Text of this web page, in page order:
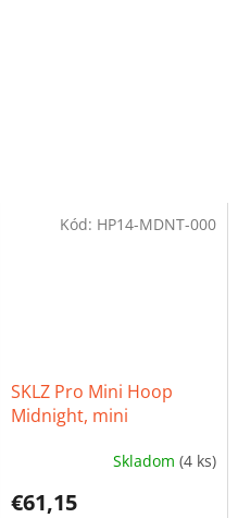
SKLZ Pro Mini Hoop
Midnight, mini
produktu
Skladom(4 ks)
€61,15
Kód: HP14-MDNT-000